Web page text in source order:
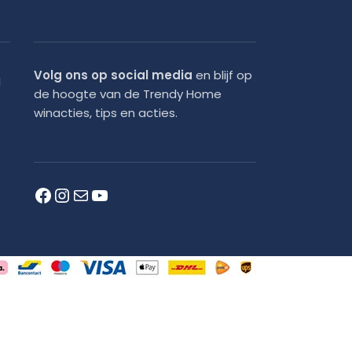
te bieden.
eenvoudig schoon te maken!
van een speciale
de hoes met de hand wassen en
Volg ons op social media en blijf op
de hoogte van de Trendy Home
winacties, tips en acties.